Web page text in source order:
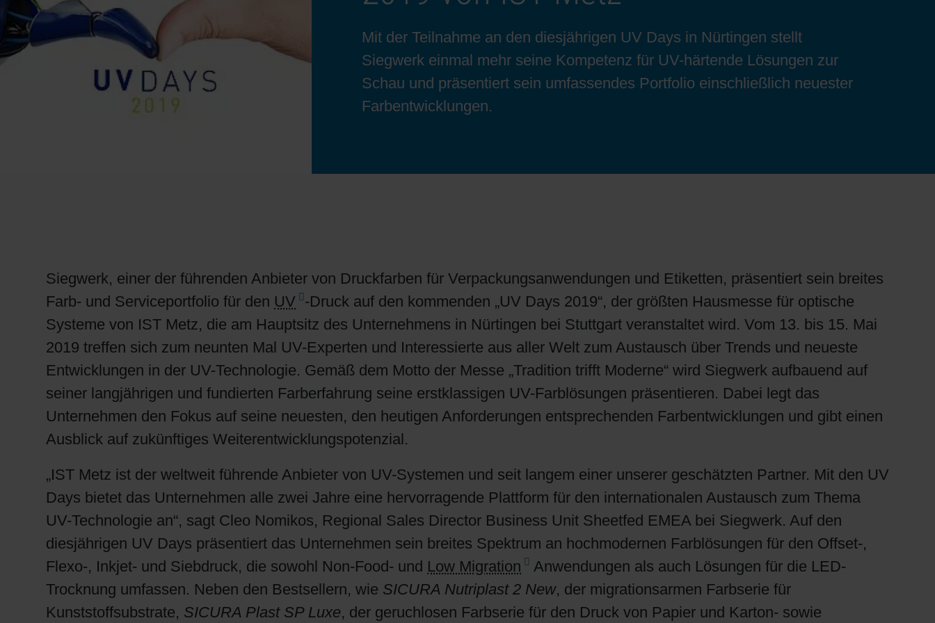
Mit der Teilnahme an den diesjährigen UV Days in Nürtingen stellt
Siegwerk einmal mehr seine Kompetenz für UV-härtende Lösungen zur
Schau und präsentiert sein umfassendes Portfolio einschließlich neuester
Farbentwicklungen.
Siegwerk, einer der führenden Anbieter von Druckfarben für Verpackungsanwendungen und Etiketten, präsentiert sein breites
Farb- und Serviceportfolio für den UV -Druck auf den kommenden „UV Days 2019“, der größten Hausmesse für optische
Systeme von IST Metz, die am Hauptsitz des Unternehmens in Nürtingen bei Stuttgart veranstaltet wird. Vom 13. bis 15. Mai
2019 treffen sich zum neunten Mal UV-Experten und Interessierte aus aller Welt zum Austausch über Trends und neueste
Entwicklungen in der UV-Technologie. Gemäß dem Motto der Messe „Tradition trifft Moderne“ wird Siegwerk aufbauend auf
seiner langjährigen und fundierten Farberfahrung seine erstklassigen UV-Farblösungen präsentieren. Dabei legt das
Unternehmen den Fokus auf seine neuesten, den heutigen Anforderungen entsprechenden Farbentwicklungen und gibt einen
Ausblick auf zukünftiges Weiterentwicklungspotenzial.
„IST Metz ist der weltweit führende Anbieter von UV-Systemen und seit langem einer unserer geschätzten Partner. Mit den UV
Days bietet das Unternehmen alle zwei Jahre eine hervorragende Plattform für den internationalen Austausch zum Thema
UV-Technologie an“, sagt Cleo Nomikos, Regional Sales Director Business Unit Sheetfed EMEA bei Siegwerk. Auf den
diesjährigen UV Days präsentiert das Unternehmen sein breites Spektrum an hochmodernen Farblösungen für den Offset-,
Flexo-, Inkjet- und Siebdruck, die sowohl Non-Food- und Low Migration
Anwendungen als auch Lösungen für die LED-
Trocknung umfassen. Neben den Bestsellern, wie SICURA Nutriplast 2 New, der migrationsarmen Farbserie für
Kunststoffsubstrate, SICURA Plast SP Luxe, der geruchlosen Farbserie für den Druck von Papier und Karton- sowie
Tabakverpackungen
Reduzierung der Umweltauswirkungen
Barrierebeschichtungen
Oberflächendruck
Shrink Sleeve Technology
Erdöl-freie Druckfarben: Eco Inks
Bewerbungsprozess
RETHINK PACKAGING
WEBSEITEN